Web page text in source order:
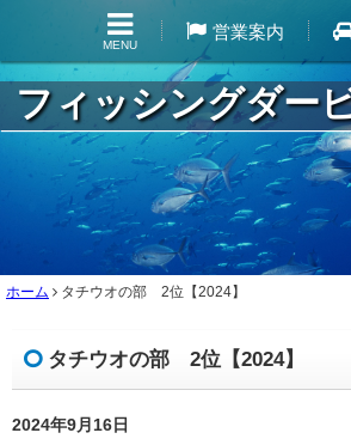
MENU
営業案内
フィッシングダー
ホーム タチウオの部 2位【2024】
タチウオの部 2位【2024】
2024年9月16日